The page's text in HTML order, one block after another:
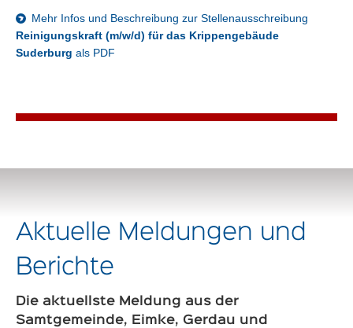
Mehr Infos und Beschreibung zur Stellenausschreibung
Reinigungskraft (m/w/d) für das Krippengebäude
Suderburg als PDF
Aktuelle Meldungen und
Berichte
Die aktuellste Meldung aus der
Samtgemeinde, Eimke, Gerdau und